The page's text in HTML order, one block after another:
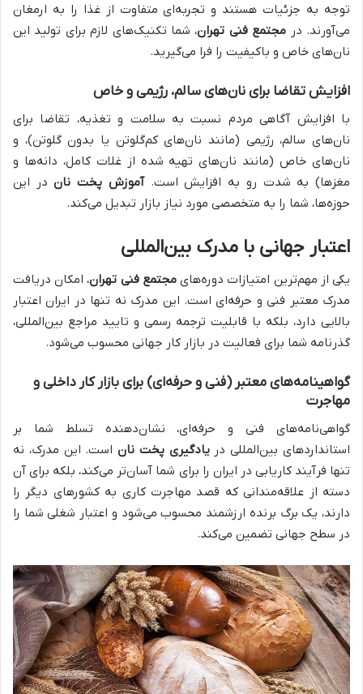
توجه به جزئیات هستند و تجربه‌ای متفاوت از غذا را به ارمغان
می‌آورند. در مجتمع فنی تهران، شما تکنیک‌های لازم برای تولید این
نان‌های خاص و باکیفیت را فرا می‌گیرید.
افزایش تقاضا برای نان‌های سالم، رژیمی و خاص
با افزایش آگاهی مردم نسبت به سلامت و تغذیه، تقاضا برای
نان‌های سالم، رژیمی (مانند نان‌های کم‌گلوتن یا بدون گلوتن)، و
نان‌های خاص (مانند نان‌های تهیه شده از غلات کامل، دانه‌ها و
مغزها) به شدت رو به افزایش است.آموزش پخت ناندر این
حوزه‌ها، شما را به متخصصی مورد نیاز بازار تبدیل می‌کند.
اعتبار جهانی با مدرک بین‌المللی
یکی از مهم‌ترین امتیازات دوره‌هایمجتمع فنی تهران، امکان دریافت
مدرک معتبر فنی و حرفه‌ای است. این مدرک نه تنها در ایران اعتبار
بالایی دارد، بلکه با قابلیت ترجمه رسمی و تایید مراجع بین‌المللی،
گذرنامه شما برای فعالیت در بازار کار جهانی محسوب می‌شود.
گواهینامه‌های معتبر (فنی و حرفه‌ای) برای بازار کار داخلی و
مهاجرت
گواهی‌نامه‌های فنی و حرفه‌ای، نشان‌دهنده تسلط شما بر
استانداردهای بین‌المللی دریادگیری پخت ناناست. این مدرک، نه
تنها فرآیند کاریابی در ایران را برای شما آسان‌تر می‌کند، بلکه برای آن
دسته از علاقه‌مندانی که قصد مهاجرت کاری به کشورهای دیگر را
دارند، یک برگ برنده ارزشمند محسوب می‌شود و اعتبار شغلی شما را
در سطح جهانی تضمین می‌کند.